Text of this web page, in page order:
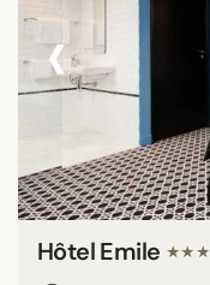
‹
Hôtel Emile ★★★